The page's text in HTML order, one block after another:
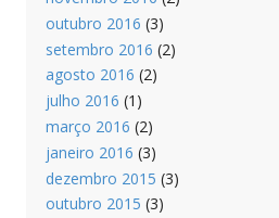
outubro 2016 (3)
setembro 2016 (2)
agosto 2016 (2)
julho 2016 (1)
março 2016 (2)
janeiro 2016 (3)
dezembro 2015 (3)
outubro 2015 (3)